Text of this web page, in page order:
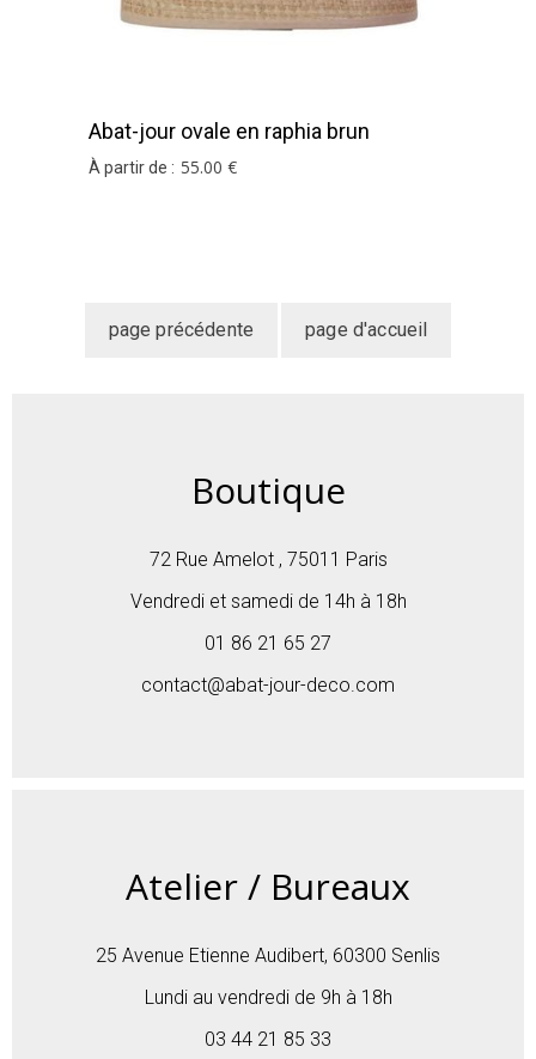
Abat-jour ovale en raphia brun
À partir de : 55.00 €
Boutique
72 Rue Amelot , 75011 Paris
Vendredi et samedi de 14h à 18h
01 86 21 65 27
contact@abat-jour-deco.com
Atelier / Bureaux
25 Avenue Etienne Audibert, 60300 Senlis
Lundi au vendredi de 9h à 18h
03 44 21 85 33